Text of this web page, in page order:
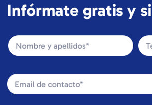
Infórmate gratis y
Website